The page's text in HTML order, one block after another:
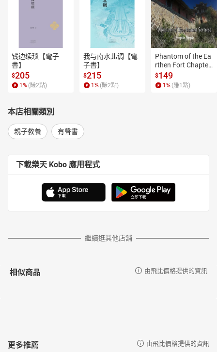
钱边续琐【電子
書】
$205
1 % (賺2點)
我与南水北调【電
子書】
$215
1 % (賺2點)
Phantom of the Ea
rthen Fort Chapter
4【有聲書】
$149
1 % (賺1 點)
本店相關類別
親子教養 有聲書
下載樂天 Kobo 應用程式
繼續逛其他店舖
相似商品 由飛比價格提供的資訊
更多推薦 由飛比價格提供的資訊